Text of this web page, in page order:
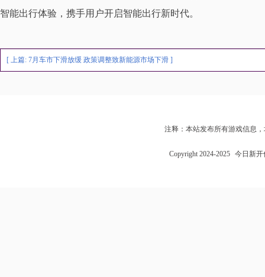
智能出行体验，携手用户开启智能出行新时代。
[ 上篇: 7月车市下滑放缓 政策调整致新能源市场下滑 ]
注释：本站发布所有游戏信息
Copyright 2024-2025 今日新开